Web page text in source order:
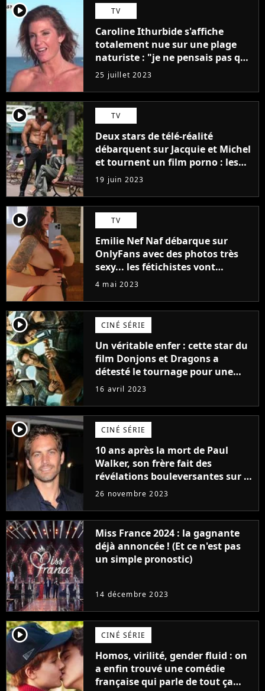
player2 TV
Caroline Ithurbide s'affiche
totalement nue sur une plage
naturiste : "je ne pensais pas que
j'arriverais à le faire..."
25 juillet 2023
player2 TV
Deux stars de télé-réalité
débarquent sur Jacquie et Michel
et tournent un film porno : les
premières images du tournage
(exclu)
19 juin 2023
player2 TV
Emilie Nef Naf débarque sur
OnlyFans avec des photos très
sexy... les fétichistes vont
prendre leur pied !
4 mai 2023
player2 CINÉ SÉRIE
Un véritable enfer : cette star du
film Donjons et Dragons a
détesté le tournage pour une
raison très spéciale
16 avril 2023
player2 CINÉ SÉRIE
10 ans après la mort de Paul
Walker, son frère fait des
révélations bouleversantes sur la
réaction des acteurs de Fast and
26 novembre 2023
Miss France 2024 : la gagnante
déjà annoncée ! (Et ce n'est pas
un simple pronostic)
14 décembre 2023
player2 CINÉ SÉRIE
Homos, virilité, gender fluid : on
a enfin trouvé une comédie
française qui parle de tout ça